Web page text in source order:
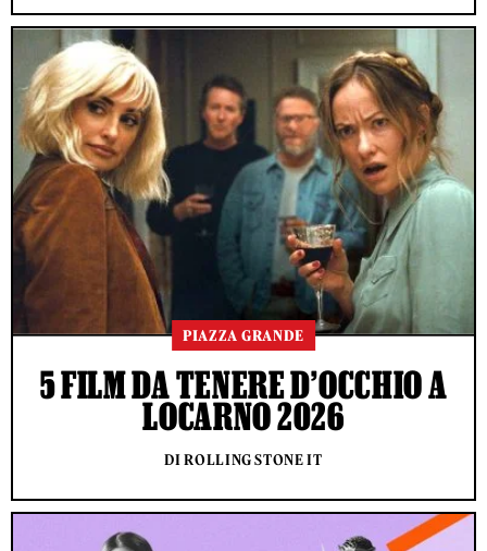
PIAZZA GRANDE
5 FILM DA TENERE D’OCCHIO A
LOCARNO 2026
DI ROLLING STONE IT